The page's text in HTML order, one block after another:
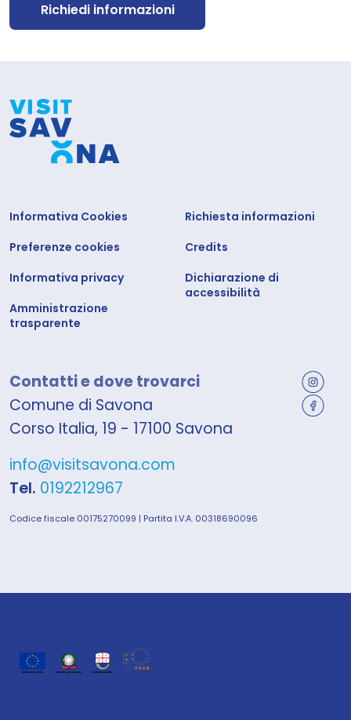
Richiedi informazioni
Informativa Cookies
Preferenze cookies
Informativa privacy
Amministrazione
trasparente
Richiesta informazioni
Credits
Dichiarazione di
accessibilità
Contatti e dove trovarci
Comune di Savona
Corso Italia, 19 - 17100 Savona
info@visitsavona.com
Tel. 0192212967
Codice fiscale 00175270099 | Partita I.V.A. 00318690096